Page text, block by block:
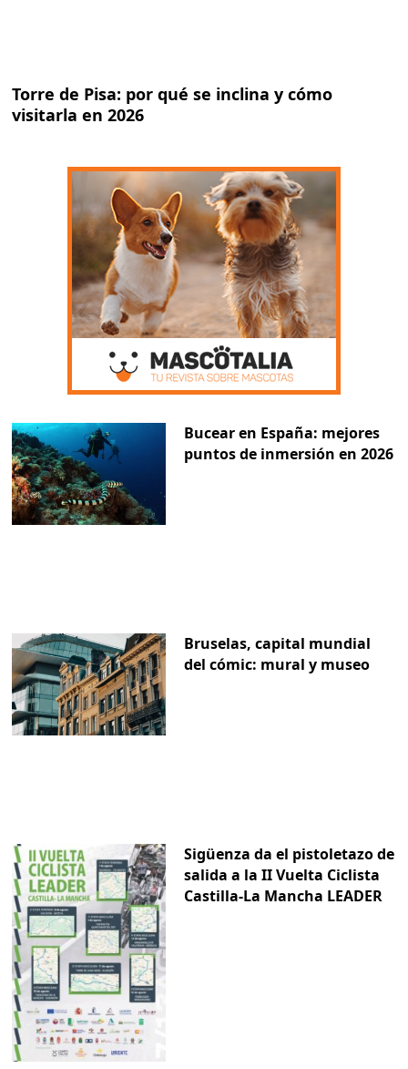
Torre de Pisa: por qué se inclina y cómo
visitarla en 2026
Bucear en España: mejores
puntos de inmersión en 2026
Bruselas, capital mundial
del cómic: mural y museo
Sigüenza da el pistoletazo de
salida a la II Vuelta Ciclista
Castilla-La Mancha LEADER